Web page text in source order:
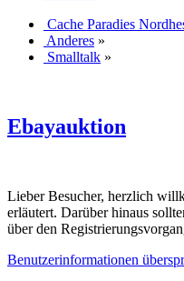
Cache Paradies
Anderes »
Smalltalk »
Ebayauktion
Lieber Besucher, herzlich
erläutert. Darüber hinaus
über den
Benutzerinformationen